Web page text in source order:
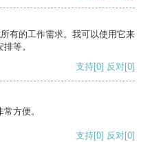
有的工作需求。我可以使用它来
等。
支持[0] 反对[0]
方便。
支持[0] 反对[0]